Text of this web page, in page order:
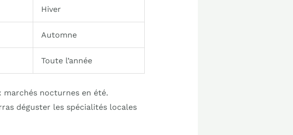
Hiver
Automne
Toute l’année
marchés nocturnes en été.
déguster les spécialités locales